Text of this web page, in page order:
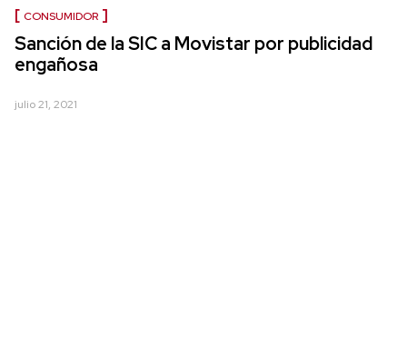
CONSUMIDOR
Sanción de la SIC a Movistar por publicidad
engañosa
julio 21, 2021